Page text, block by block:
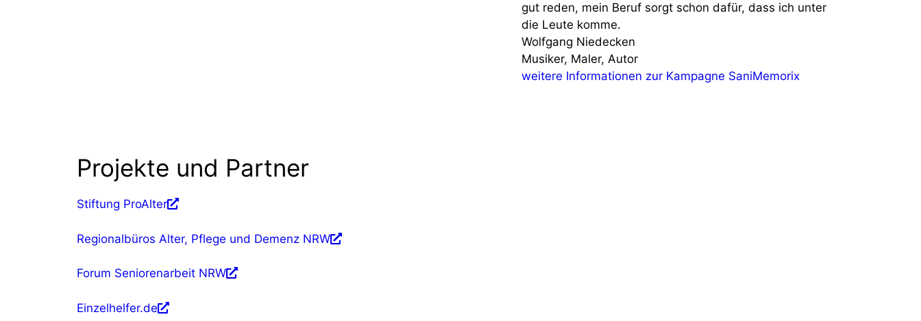
gut reden, mein Beruf sorgt schon dafür, dass ich unter
die Leute komme.
Wolfgang Niedecken
Musiker, Maler, Autor
weitere Informationen zur Kampagne SaniMemorix
Projekte und Partner
Stiftung ProAlter
Regionalbüros Alter, Pflege und Demenz NRW
Forum Seniorenarbeit NRW
Einzelhelfer.de